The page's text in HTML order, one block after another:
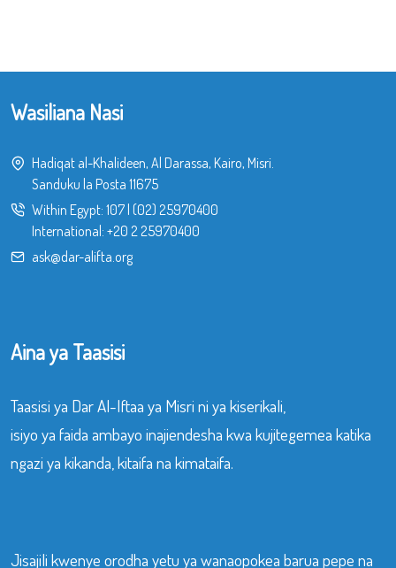
Wasiliana Nasi
Hadiqat al-Khalideen, Al Darassa, Kairo, Misri.
Sanduku la Posta 11675
Within Egypt: 107| (02) 25970400
International: +20 2 25970400
ask@dar-alifta.org
Aina ya Taasisi
Taasisi ya Dar Al-Iftaa ya Misri ni ya kiserikali,
isiyo ya faida ambayo inajiendesha kwa kujitegemea katika
ngazi ya kikanda, kitaifa na kimataifa.
Jisajili kwenye orodha yetu ya wanaopokea barua pepe na